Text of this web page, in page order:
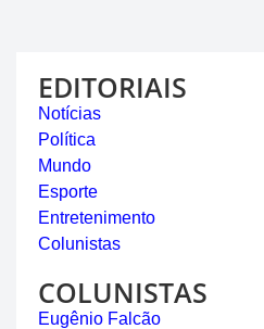
EDITORIAIS
Notícias
Política
Mundo
Esporte
Entretenimento
Colunistas
COLUNISTAS
Eugênio Falcão